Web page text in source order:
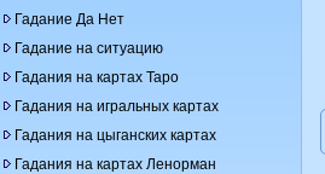
Гадание Да Нет
Гадание на ситуацию
Гадания на картах Таро
Гадания на игральных картах
Гадания на цыганских картах
Гадания на картах Ленорман